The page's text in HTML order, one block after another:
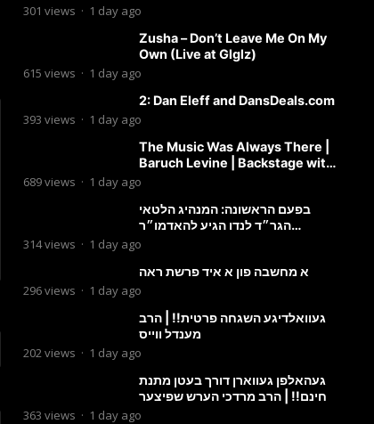
301 views · 1 day ago
Zusha – Don’t Leave Me On My
Own (Live at Glglz)
615 views · 1 day ago
2: Dan Eleff and DansDeals.com
393 views · 1 day ago
The Music Was Always There |
Baruch Levine | Backstage with
Benny
689views · 1 day ago
בפעם הראשונה: המנהיג הלטאי
הגר״ד לנדו הגיע להאדמו״ר
מבעלזא: תיעוד ראשוני מהפגישה
314views · 1 day ago
א מחשבה פון א איד פרשת ראה
296views · 1 day ago
געוואלדיגע השגחה פרטית!! | הרב
מענדל ווייס
202views · 1 day ago
געהאלפן געווארן דורך בעטן מתנת
חינם!! | הרב מרדכי הערש שפיצער
363 views · 1 day ago